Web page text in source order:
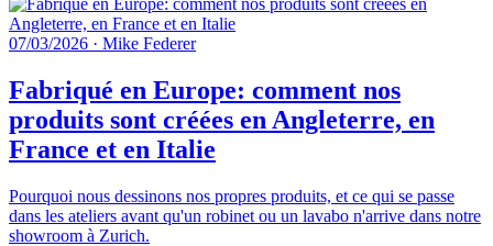
07/03/2026 · Mike Federer
Fabriqué en Europe: comment nos
produits sont créées en Angleterre, en
France et en Italie
Pourquoi nous dessinons nos propres produits, et ce qui se passe
dans les ateliers avant qu'un robinet ou un lavabo n'arrive dans notre
showroom à Zurich.